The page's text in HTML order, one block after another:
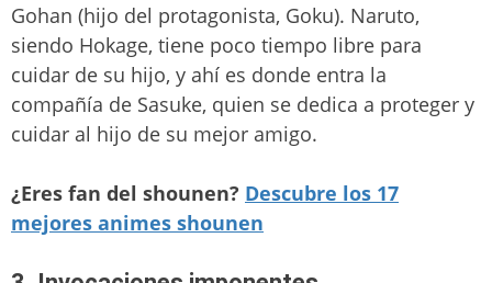
Gohan (hijo del protagonista, Goku). Naruto,
siendo Hokage, tiene poco tiempo libre para
cuidar de su hijo, y ahí es donde entra la
compañía de Sasuke, quien se dedica a proteger y
cuidar al hijo de su mejor amigo.
¿Eres fan del shounen? Descubre los 17
mejores animes shounen